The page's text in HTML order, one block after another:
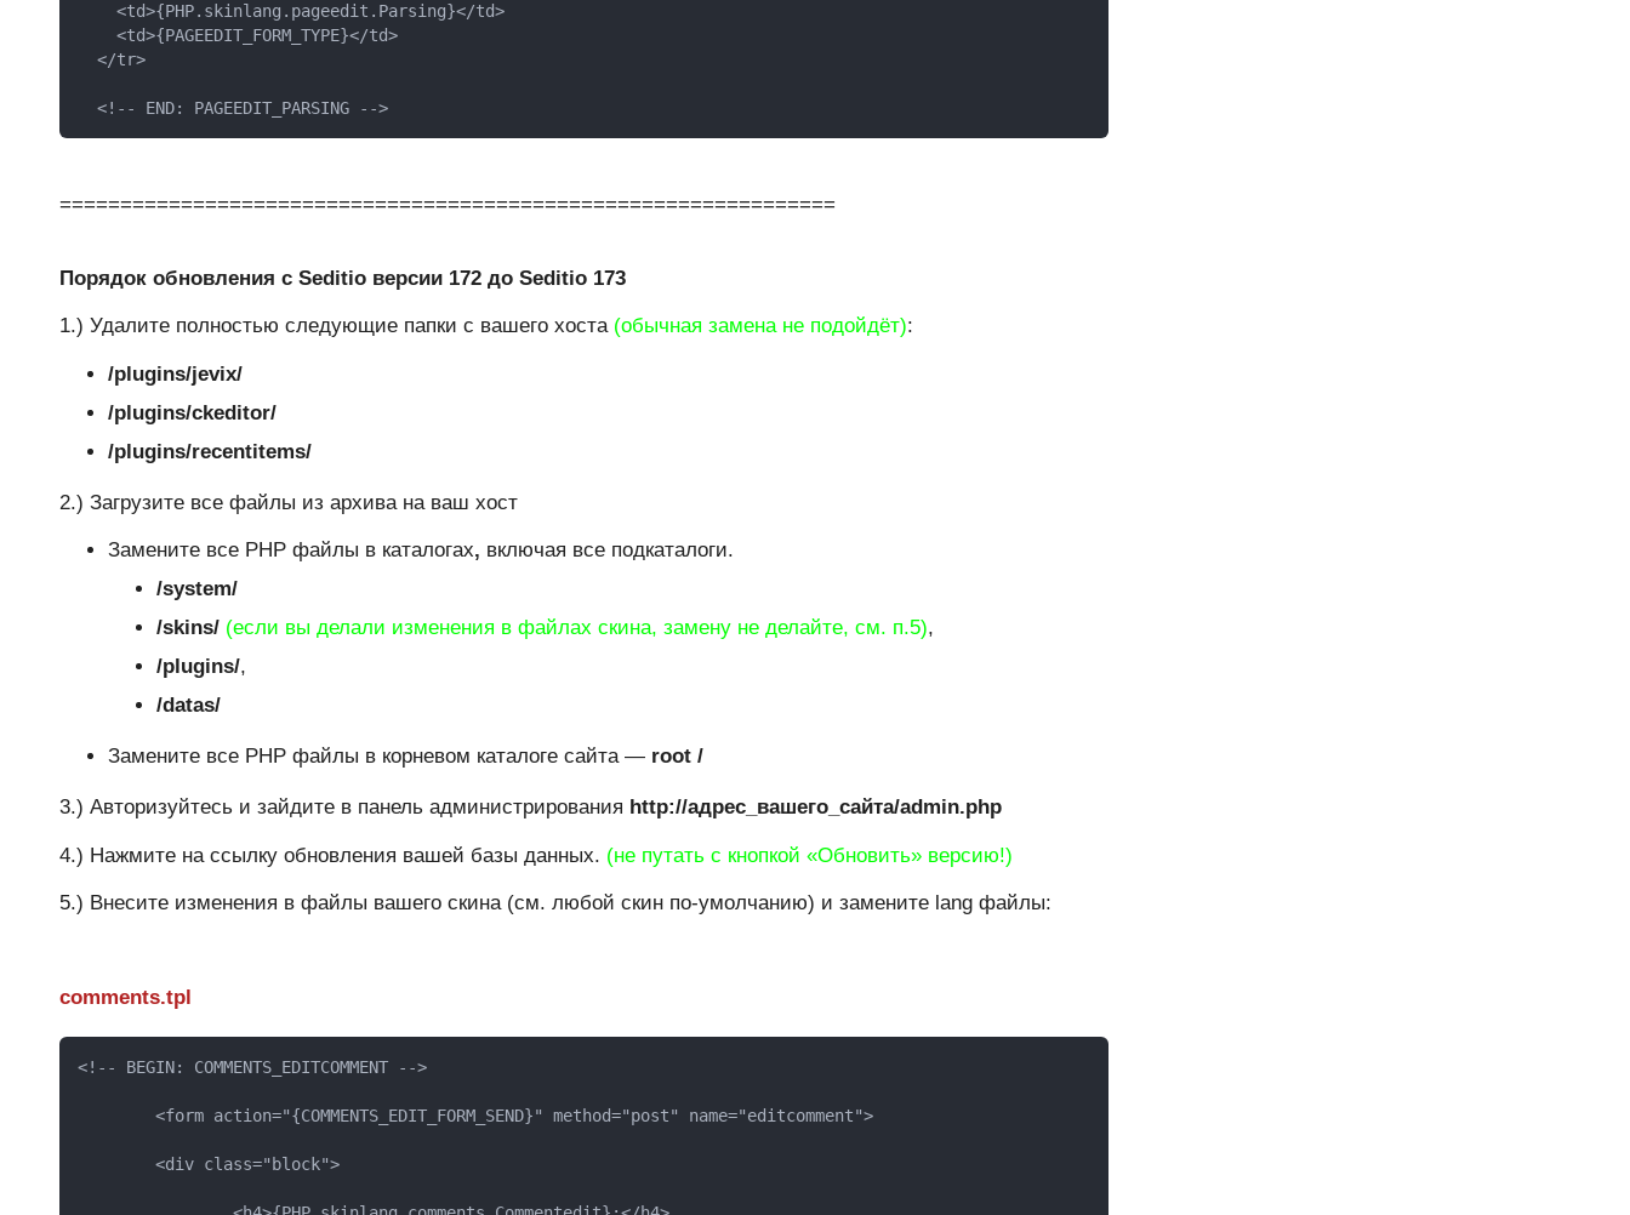
    <td>{PHP.skinlang.pageedit.Parsing}</td>
    <td>{PAGEEDIT_FORM_TYPE}</td>
  </tr>
  <!-- END: PAGEEDIT_PARSING -->
================================================================
Порядок обновления с Seditio версии 172 до Seditio 173
1.) Удалите полностью следующие папки с вашего хоста (обычная замена не подойдёт):
/plugins/jevix/
/plugins/ckeditor/
/plugins/recentitems/
2.) Загрузите все файлы из архива на ваш хост
Замените все PHP файлы в каталогах, включая все подкаталоги.
/system/
/skins/ (если вы делали изменения в файлах скина, замену не делайте, см. п.5),
/plugins/,
/datas/
Замените все PHP файлы в корневом каталоге сайта — root /
3.) Авторизуйтесь и зайдите в панель администрирования http://адрес_вашего_сайта/admin.php
4.) Нажмите на ссылку обновления вашей базы данных. (не путать с кнопкой «Обновить» версию!)
5.) Внесите изменения в файлы вашего скина (см. любой скин по-умолчанию) и замените lang файлы:
comments.tpl
<!-- BEGIN: COMMENTS_EDITCOMMENT -->